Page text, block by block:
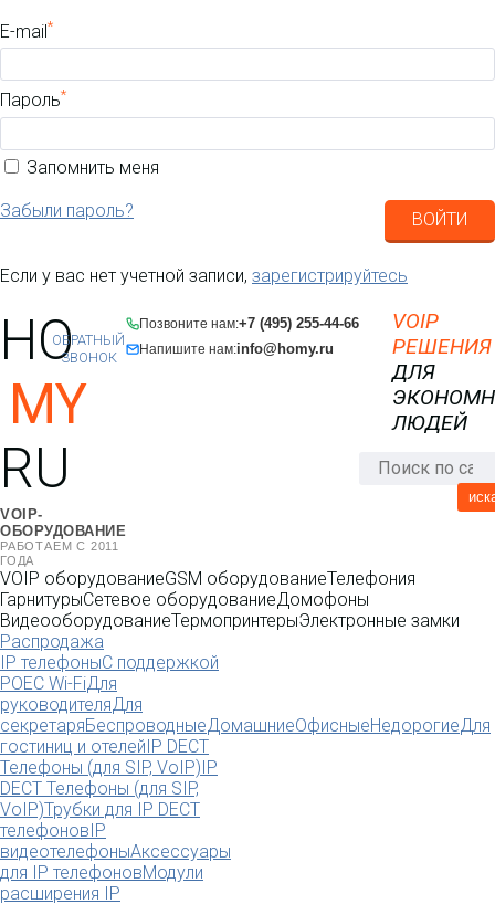
E-mail *
Пароль*
Запомнить меня
Забыли пароль? ВОЙТИ
Если у вас нет учетной записи, зарегистрируйтесь
HO
MY
RU
VOIP-
ОБОРУДОВАНИЕ
РАБОТАЕМ С 2011
ГОДА
Позвоните нам:+7 (495) 255-44-66
Напишите нам:info@homy.ru
ОБРАТНЫЙ
ЗВОНОК
VOIP
РЕШЕНИЯ
ДЛЯ
ЛЮДЕЙ
VOIP оборудованиеGSM оборудованиеТелефония
ГарнитурыСетевое оборудованиеДомофоны
ВидеооборудованиеТермопринтерыЭлектронные замки
Распродажа
IP телефоныС поддержкой
POEC Wi-FiДля
руководителяДля
секретаряБеспроводныеДомашниеОфисныеНедорогиеДля
гостиниц и отелейIP DECT
Телефоны (для SIP, VoIP)IP
DECT Телефоны (для SIP,
VoIP)Трубки для IP DECT
телефоновIP
видеотелефоныАксессуары
для IP телефоновМодули
расширения IP